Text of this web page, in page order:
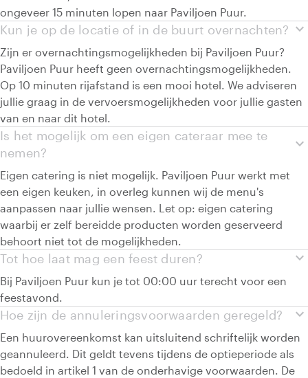
ongeveer 15 minuten lopen naar Paviljoen Puur.
expand_more
Kun je op de locatie of in de buurt overnachten?
Zijn er overnachtingsmogelijkheden bij Paviljoen Puur?
Paviljoen Puur heeft geen overnachtingsmogelijkheden.
Op 10 minuten rijafstand is een mooi hotel. We adviseren
jullie graag in de vervoersmogelijkheden voor jullie gasten
van en naar dit hotel.
expand_more
Is het mogelijk om een eigen cateraar mee te
nemen?
Eigen catering is niet mogelijk. Paviljoen Puur werkt met
een eigen keuken, in overleg kunnen wij de menu's
aanpassen naar jullie wensen. Let op: eigen catering
waarbij er zelf bereidde producten worden geserveerd
behoort niet tot de mogelijkheden.
expand_more
Tot hoe laat mag een feest duren?
Bij Paviljoen Puur kun je tot 00:00 uur terecht voor een
feestavond.
expand_more
Hoe zijn de annuleringsvoorwaarden geregeld?
Een huurovereenkomst kan uitsluitend schriftelijk worden
geannuleerd. Dit geldt tevens tijdens de optieperiode als
bedoeld in artikel 1 van de onderhavige voorwaarden. De